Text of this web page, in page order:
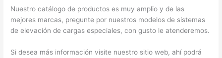
Nuestro catálogo de productos es muy amplio y de las
mejores marcas, pregunte por nuestros modelos de sistemas
de elevación de cargas especiales, con gusto le atenderemos.
Si desea más información visite nuestro sitio web, ahí podrá